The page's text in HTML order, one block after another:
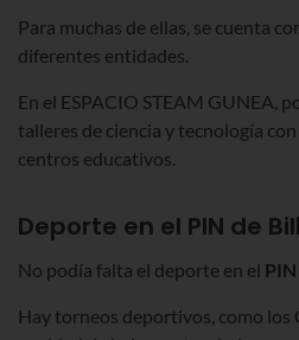
Para muchas de ellas, se cuenta
diferentes entidades.
En el ESPACIO STEAM GUNEA,
talleres de ciencia y tecnología
centros educativos.
Deporte en el PIN de
No podía falta el deporte en el
Hay torneos deportivos, como los